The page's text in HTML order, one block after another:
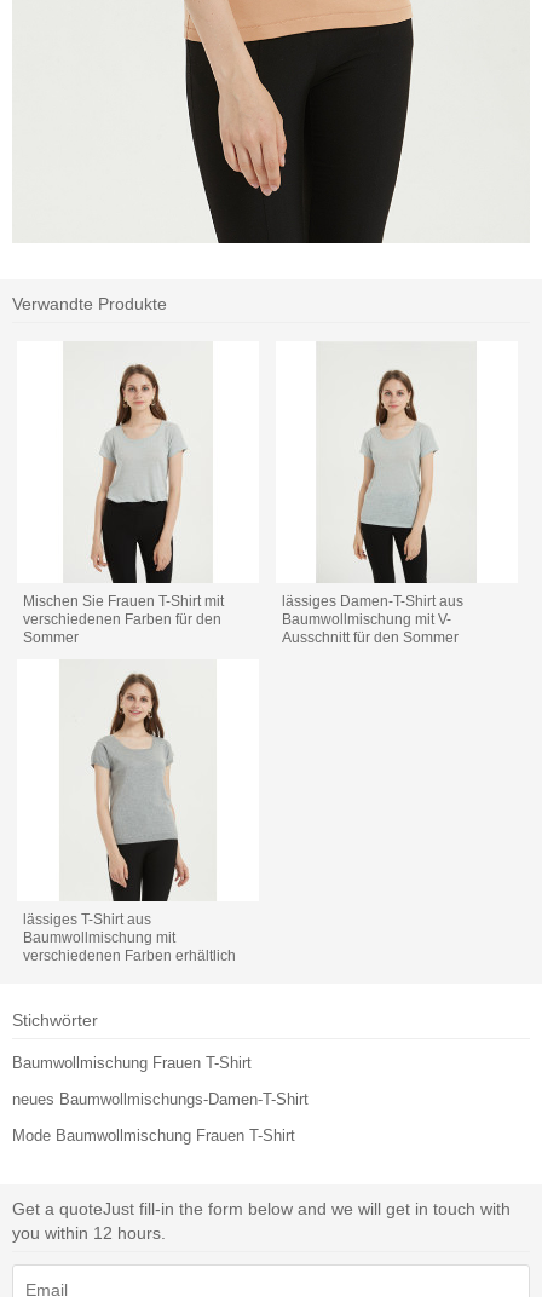
Verwandte Produkte
Mischen Sie Frauen T-Shirt mit
verschiedenen Farben für den
Sommer
lässiges Damen-T-Shirt aus
Baumwollmischung mit V-
Ausschnitt für den Sommer
lässiges T-Shirt aus
Baumwollmischung mit
verschiedenen Farben erhältlich
Stichwörter
Baumwollmischung Frauen T-Shirt
neues Baumwollmischungs-Damen-T-Shirt
Mode Baumwollmischung Frauen T-Shirt
Get a quoteJust fill-in the form below and we will get in touch with
you within 12 hours.